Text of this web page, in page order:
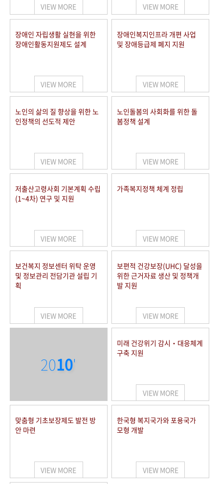
VIEW MORE VIEW MORE
장애인 자립생활 실현을 위한
장애인활동지원제도 설계
VIEW MORE
장애인복지인프라 개편 사업
및 장애등급제 폐지 지원
VIEW MORE
노인의 삶의 질 향상을 위한 노
인정책의 선도적 제안
VIEW MORE
노인돌봄의 사회화를 위한 돌
봄정책 설계
VIEW MORE
저출산고령사회 기본계획 수립
(1~4차) 연구 및 지원
VIEW MORE
가족복지정책 체계 정립
VIEW MORE
보건복지 정보센터 위탁 운영
및 정보관리 전담기관 설립 기
획
VIEW MORE
보편적 건강보장(UHC) 달성을
위한 근거자료 생산 및 정책개
발 지원
VIEW MORE
2010'
미래 건강위기 감시‧대응체계
구축 지원
VIEW MORE
맞춤형 기초보장제도 발전 방
안 마련
VIEW MORE
한국형 복지국가와 포용국가
모형 개발
VIEW MORE